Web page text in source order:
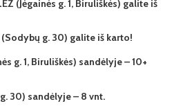
(Jėgainės g. 1, Biruliškės) galite iš
g. 30) galite iš karto!
g. 1, Biruliškės) sandėlyje – 10+
30) sandėlyje – 8 vnt.